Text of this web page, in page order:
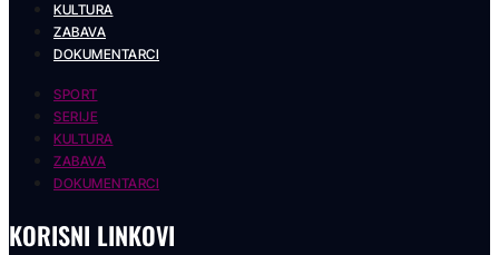
KULTURA
ZABAVA
DOKUMENTARCI
SPORT
SERIJE
KULTURA
ZABAVA
DOKUMENTARCI
KORISNI LINKOVI